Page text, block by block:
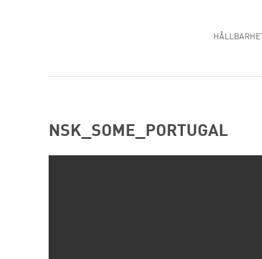
HÅLLBARHET
NSK_SOME_PORTUGAL